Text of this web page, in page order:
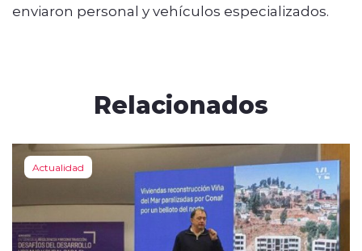
enviaron personal y vehículos especializados.
Relacionados
Actualidad